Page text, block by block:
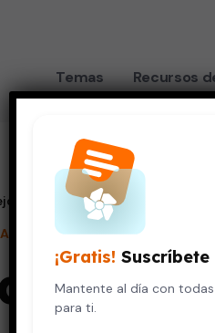
Temas Recursos
tu memoria
MENTAL
¡Gratis!
Mantente al día con
para ti.